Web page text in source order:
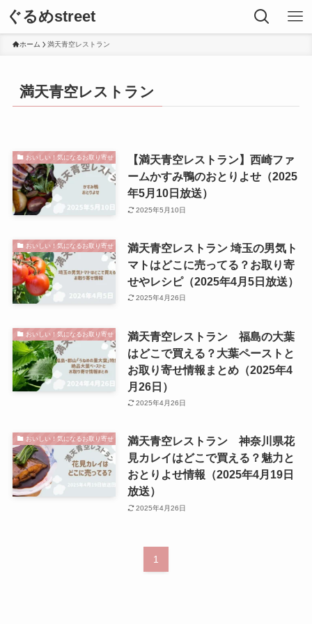
ぐるめstreet
ホーム 満天青空レストラン
満天青空レストラン
おいしい！気になるお取り寄せ
【満天青空レストラン】西崎ファ
ームかすみ鴨のおとりよせ（2025
年5月10日放送）
2025年5月10日
おいしい！気になるお取り寄せ
満天青空レストラン 埼玉の男気ト
マトはどこに売ってる？お取り寄
せやレシピ（2025年4月5日放送）
2025年4月26日
おいしい！気になるお取り寄せ
満天青空レストラン 福島の大葉
はどこで買える？大葉ペーストと
お取り寄せ情報まとめ（2025年4
月26日）
2025年4月26日
おいしい！気になるお取り寄せ
満天青空レストラン 神奈川県花
見カレイはどこで買える？魅力と
おとりよせ情報（2025年4月19日
放送）
2025年4月26日
1